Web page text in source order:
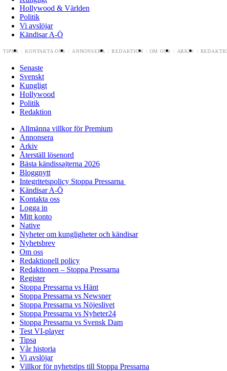
Hollywood & Världen
Politik
Vi avslöjar
Kändisar A-Ö
TIPSA KONTAKTA OSS ANNONSERA REDAKTION OM OSS ARKIV
Senaste
Svenskt
Kungligt
Hollywood
Politik
Redaktion
Allmänna villkor för Premium
Annonsera
Arkiv
Återställ lösenord
Bästa kändissajterna 2026
Bloggnytt
Integritetspolicy Stoppa Pressarna
Kändisar A-Ö
Kontakta oss
Logga in
Mitt konto
Native
Nyheter om kungligheter och kändisar
Nyhetsbrev
Om oss
Redaktionell policy
Redaktionen – Stoppa Pressarna
Register
Stoppa Pressarna vs Hänt
Stoppa Pressarna vs Newsner
Stoppa Pressarna vs Nöjeslivet
Stoppa Pressarna vs Nyheter24
Stoppa Pressarna vs Svensk Dam
Test VI-player
Tipsa
Vår historia
Vi avslöjar
Villkor för nyhetstips till Stoppa Pressarna